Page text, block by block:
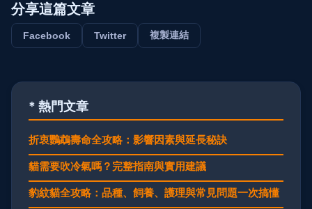
分享這篇文章
Facebook Twitter 複製連結
* 熱門文章
折衷鸚鵡壽命全攻略：影響因素與延長秘訣
貓需要吹冷氣嗎？完整指南與實用建議
豹紋貓全攻略：品種、飼養、護理與常見問題一次搞懂